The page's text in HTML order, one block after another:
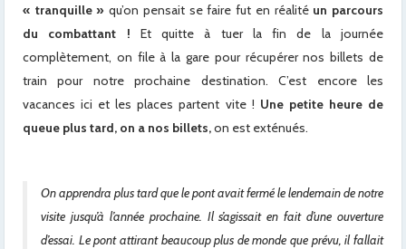
« tranquille » qu’on pensait se faire fut en réalité un parcours
du combattant ! Et quitte à tuer la fin de la journée
complètement, on file à la gare pour récupérer nos billets de
train pour notre prochaine destination. C’est encore les
vacances ici et les places partent vite ! Une petite heure de
queue plus tard, on a nos billets,on est exténués.
On apprendra plus tard que le pont avait fermé le lendemain de notre
visite jusqu’à l’année prochaine. Il s’agissait en fait d’une ouverture
d’essai. Le pont attirant beaucoup plus de monde que prévu, il fallait